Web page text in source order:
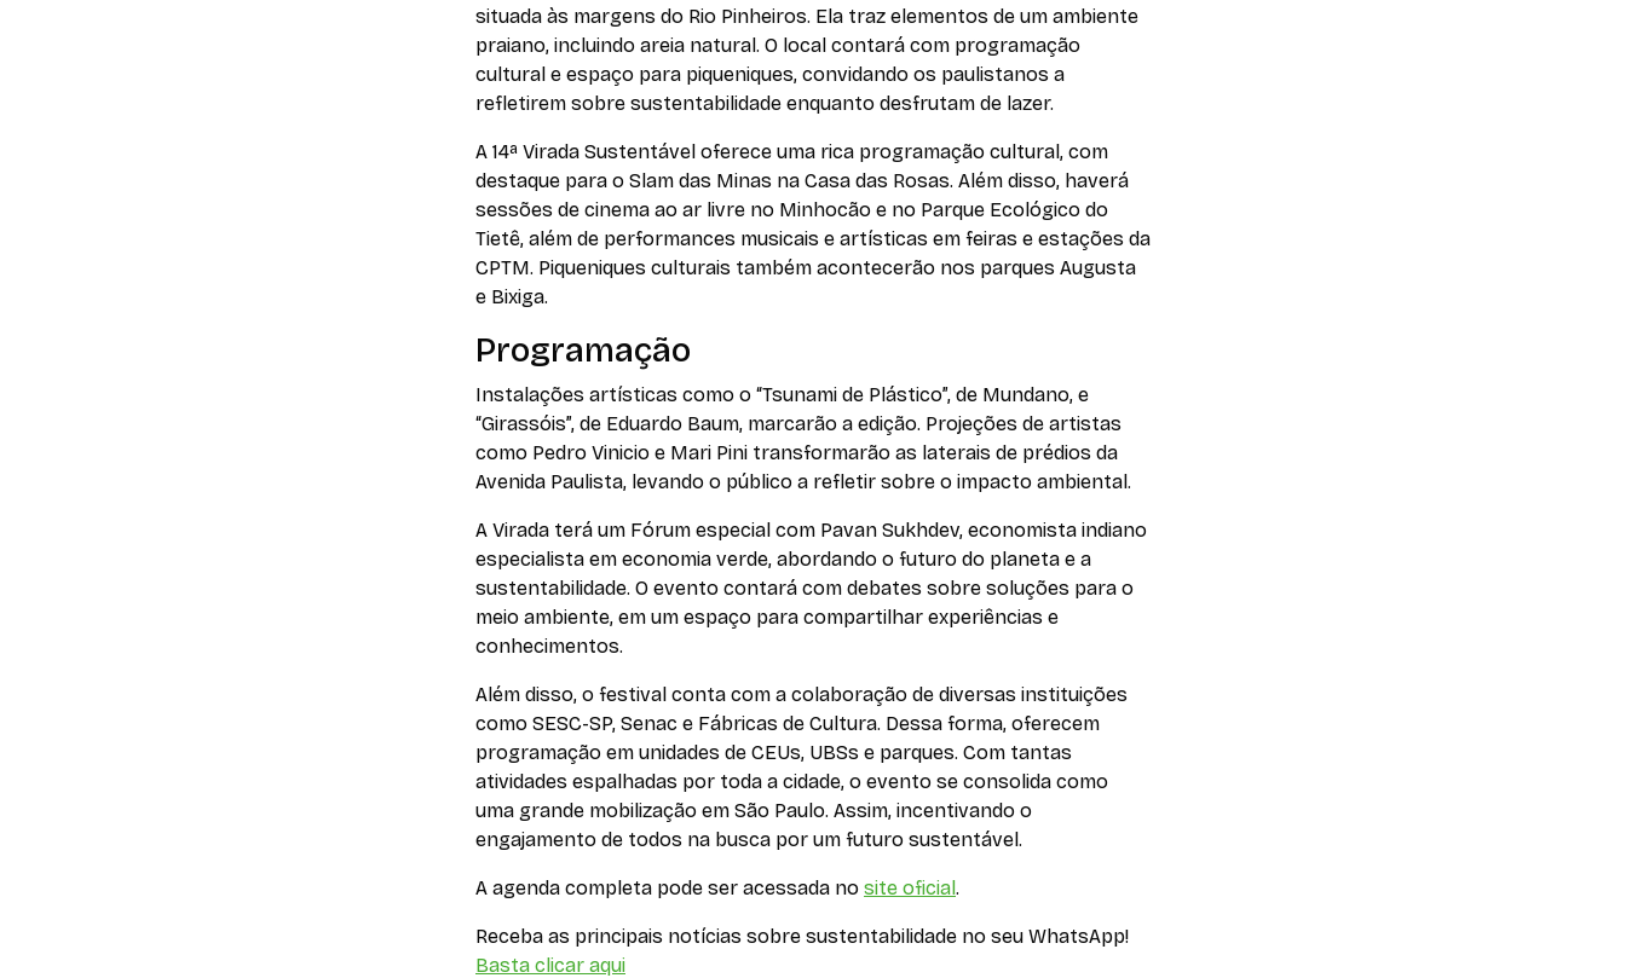
situada às margens do Rio Pinheiros. Ela traz elementos de um ambiente
praiano, incluindo areia natural. O local contará com programação
cultural e espaço para piqueniques, convidando os paulistanos a
refletirem sobre sustentabilidade enquanto desfrutam de lazer.
A 14ª Virada Sustentável oferece uma rica programação cultural, com
destaque para o Slam das Minas na Casa das Rosas. Além disso, haverá
sessões de cinema ao ar livre no Minhocão e no Parque Ecológico do
Tietê, além de performances musicais e artísticas em feiras e estações da
CPTM. Piqueniques culturais também acontecerão nos parques Augusta
e Bixiga.
Programação
Instalações artísticas como o “Tsunami de Plástico”, de Mundano, e
“Girassóis”, de Eduardo Baum, marcarão a edição. Projeções de artistas
como Pedro Vinicio e Mari Pini transformarão as laterais de prédios da
Avenida Paulista, levando o público a refletir sobre o impacto ambiental.
A Virada terá um Fórum especial com Pavan Sukhdev, economista indiano
especialista em economia verde, abordando o futuro do planeta e a
sustentabilidade. O evento contará com debates sobre soluções para o
meio ambiente, em um espaço para compartilhar experiências e
conhecimentos.
Além disso, o festival conta com a colaboração de diversas instituições
como SESC-SP, Senac e Fábricas de Cultura. Dessa forma, oferecem
programação em unidades de CEUs, UBSs e parques. Com tantas
atividades espalhadas por toda a cidade, o evento se consolida como
uma grande mobilização em São Paulo. Assim, incentivando o
engajamento de todos na busca por um futuro sustentável.
A agenda completa pode ser acessada no site oficial.
Receba as principais notícias sobre sustentabilidade no seu WhatsApp!
Basta clicar aqui